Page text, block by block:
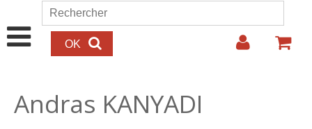
Aller au contenu principal
Formulaire de recherche
Rechercher
Andras KANYADI